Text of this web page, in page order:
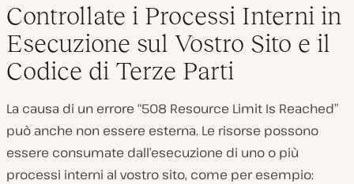
Controllate i Processi Interni in
Esecuzione sul Vostro Sito e il
Codice di Terze Parti
La causa di un errore “508 Resource Limit Is Reached”
può anche non essere esterna. Le risorse possono
essere consumate dall’esecuzione di uno o più
processi interni al vostro sito, come per esempio: